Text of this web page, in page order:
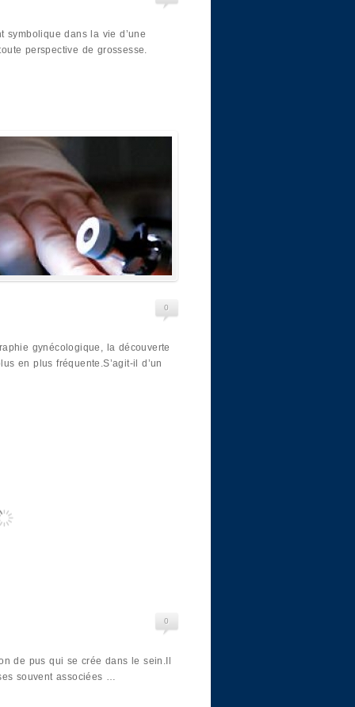
symbolique dans la vie d’une
perspective de grossesse.
0
gynécologique, la découverte
en plus fréquente.S’agit-il d’un
0
de pus qui se crée dans le sein.Il
souvent associées …